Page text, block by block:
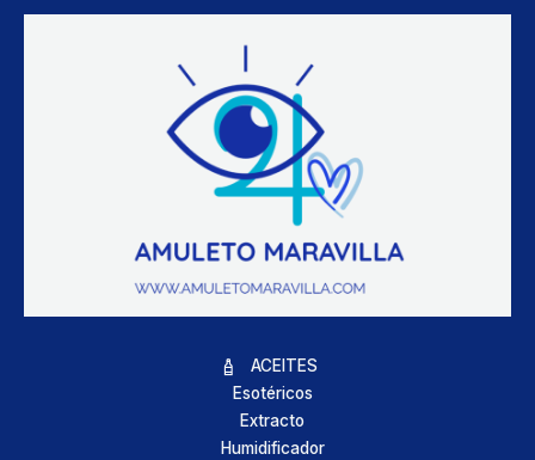
ACEITES
Esotéricos
Extracto
Humidificador